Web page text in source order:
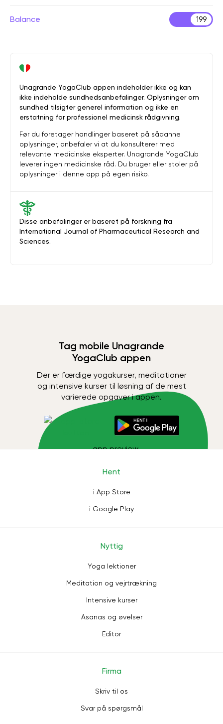
Balance 199
Disse anbefalinger er baseret på forskning fra
International Journal of Pharmaceutical Research and
Sciences.
Unagrande YogaClub appen indeholder ikke og kan
ikke indeholde sundhedsanbefalinger. Oplysninger om
sundhed tilsigter generel information og ikke en
erstatning for professionel medicinsk rådgivning.
Før du foretager handlinger baseret på sådanne
oplysninger, anbefaler vi at du konsulterer med
relevante medicinske eksperter. Unagrande YogaClub
leverer ingen medicinske råd. Du bruger eller stoler på
oplysninger i denne app på egen risiko.
Tag mobile Unagrande
YogaClub appen
Der er færdige yogakurser, meditationer
og intensive kurser til løsning af de mest
varierede opgaver i appen.
Hent
i App Store
i Google Play
Nyttig
Yoga lektioner
Meditation og vejrtrækning
Intensive kurser
Asanas og øvelser
Editor
Firma
Skriv til os
Svar på spørgsmål